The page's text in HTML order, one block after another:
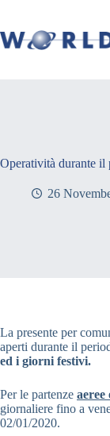
Operatività durante il
26
La presente per
aperti durante il
ed i giorni festivi.
Per le partenze aeree
giornaliere fino a
02/01/2020.